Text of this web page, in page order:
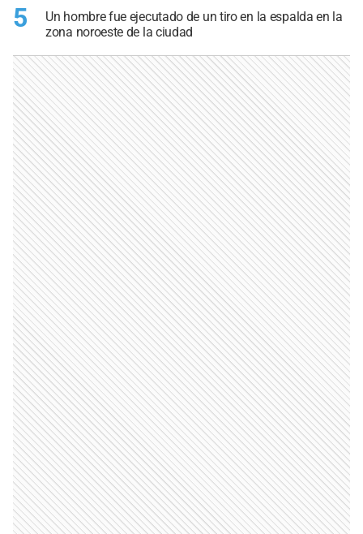
5
Un hombre fue ejecutado de un tiro en la espalda en la
zona noroeste de la ciudad